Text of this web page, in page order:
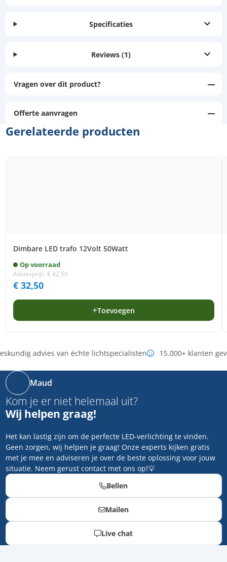
Specificaties
Reviews (1)
Vragen over dit product?
Offerte aanvragen
Gerelateerde producten
Dimbare LED trafo 12Volt 50Watt
Op voorraad
Adviesprijs: €42,50
€32,50
Toevoegen
advies van échte lichtspecialisten 15.000+ klanten
Maud
Kom je er niet helemaal uit?
Wij helpen graag!
Het kan lastig zijn om de perfecte LED-verlichting te vinden.
Geen zorgen, wij helpen je graag! Onze experts kijken gratis
met je mee en adviseren je over de beste oplossing voor jouw
situatie. Neem gerust contact met ons op!💡
Bellen
Mailen
Live chat